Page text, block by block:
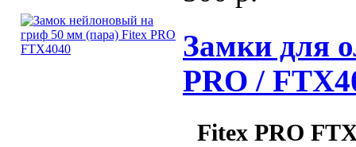
Замки для
PRO /
Fitex PRO